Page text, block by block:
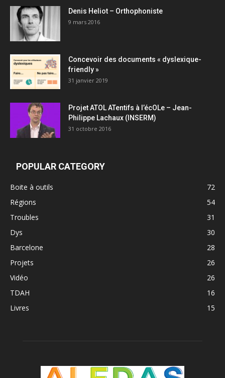
Denis Heliot – Orthophoniste
9 mars 2016
Concevoir des documents « dyslexique-
friendly »
31 janvier 2019
Projet ATOL ATentifs à l’écOLe – Jean-
Philippe Lachaux (INSERM)
31 octobre 2016
POPULAR CATEGORY
Boite à outils
72
Régions
54
Troubles
31
Dys
30
Barcelone
28
Projets
26
Vidéo
26
TDAH
16
Livres
15